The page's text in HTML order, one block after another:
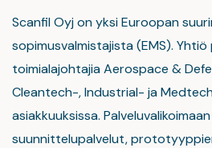
Scanfil Oyj on yksi Euroopan
sopimusvalmistajista (EMS).
toimialajohtajia Aerospace &
Cleantech-, Industrial- ja
asiakkuuksissa.
suunnittelupalvelut,